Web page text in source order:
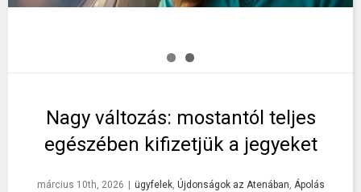
Nagy változás: mostantól teljes
egészében kifizetjük a jegyeket
március 10th, 2026 ügyfelek, Újdonságok az Atenában, Ápolás